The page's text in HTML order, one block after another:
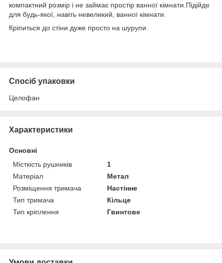
компактний розмір і не займає простір ванної кімнати.Підійде
для будь-якої, навіть невеликий, ванної кімнати.
Кріпиться до стіни дуже просто на шурупи.
Спосіб упаковки
Целофан
Характеристики
Основні
Місткість рушників
1
Матеріал
Метал
Розміщення тримача
Настінне
Тип тримача
Кільце
Тип кріплення
Гвинтове